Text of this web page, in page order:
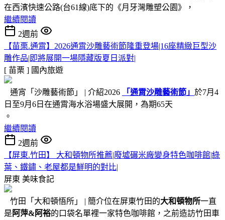
在西濱快速公路(台61線)底下的《月牙灣雕塑公園》，
繼續閱讀
2週前
【苗栗.通霄】2026通霄沙雕藝術節隆重登場|16座精緻巨型沙
雕作品|即將展開一場隱藏版夏日派對|
[ 苗栗 ] 國內旅遊
通宵「沙雕藝術節」 | 介紹2026 「通霄沙雕藝術節」 於7月4
日至9月6日在通霄海水浴場盛大展開，為期65天
。
繼續閱讀
2週前
【屏東.竹田】 大和頓物所推薦|廢墟碾米廠變身特色咖啡館|綠
葉、鐵鏽、老屋都是鮮明的對比|
屏東 美味食記
竹田「大和頓悟所」 | 簡介位在屏東竹田的大和頓物所一直
是 阿萍&阿裕的口袋名單裡一家特色咖啡館，之前造訪竹田車